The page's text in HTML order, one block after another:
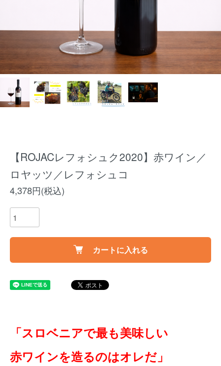
【ROJACレフォシュク2020】赤ワイン／
ロヤッツ／レフォシュコ
4,378円(税込)
カートに入れる
「スロベニアで最も美味しい
赤ワインを造るのはオレだ」